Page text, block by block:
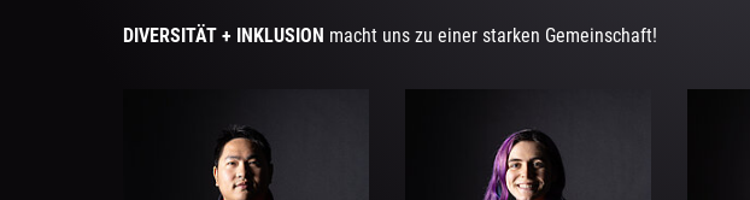
DIVERSITÄT + INKLUSION macht uns zu einer starken Gemeinschaft!